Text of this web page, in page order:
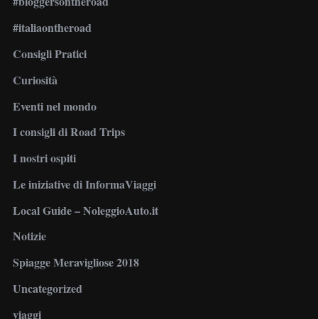
#italiaontheroad
Consigli Pratici
Curiosità
Eventi nel mondo
I consigli di Road Trips
I nostri ospiti
Le iniziative di InformaViaggi
Local Guide – NoleggioAuto.it
Notizie
Spiagge Meravigliose 2018
Uncategorized
viaggi